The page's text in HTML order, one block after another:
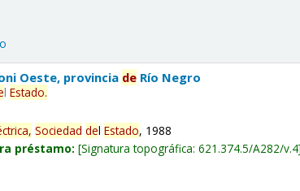
Oeste, provincia de Río Negro
lEstado.
Sociedad delEstado, 1988
préstamo: Signatura topográfica:621.374.5/A282/v.4